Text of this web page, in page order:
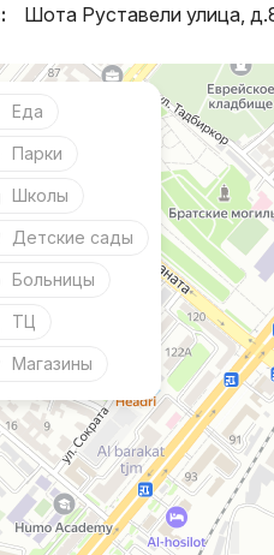
Шота Руставели улица,
Еда
Парки
Школы
Детские сады
Больницы
ТЦ
Магазины